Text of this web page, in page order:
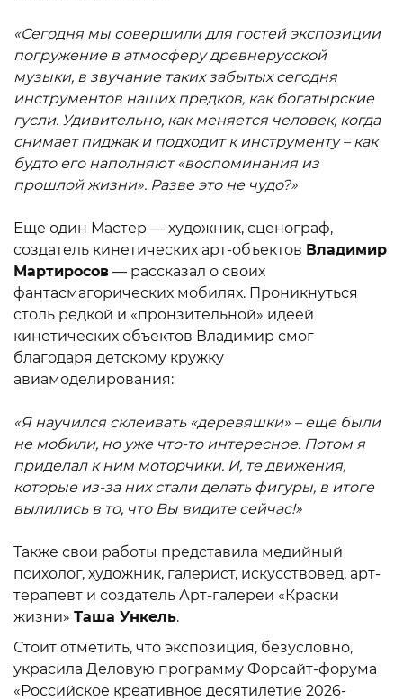
«Сегодня мы совершили для гостей экспозиции
погружение в атмосферу древнерусской
музыки, в звучание таких забытых сегодня
инструментов наших предков, как богатырские
гусли. Удивительно, как меняется человек, когда
снимает пиджак и подходит к инструменту – как
будто его наполняют «воспоминания из
прошлой жизни». Разве это не чудо?»
Еще один Мастер — художник, сценограф,
создатель кинетических арт-объектов Владимир
Мартиросов — рассказал о своих
фантасмагорических мобилях. Проникнуться
столь редкой и «пронзительной» идеей
кинетических объектов Владимир смог
благодаря детскому кружку
авиамоделирования:
«Я научился склеивать «деревяшки» – еще были
не мобили, но уже что-то интересное. Потом я
приделал к ним моторчики. И, те движения,
которые из-за них стали делать фигуры, в итоге
вылились в то, что Вы видите сейчас!»
Также свои работы представила медийный
психолог, художник, галерист, искусствовед, арт-
терапевт и создатель Арт-галереи «Краски
жизни» Таша Ункель.
Стоит отметить, что экспозиция, безусловно,
украсила Деловую программу Форсайт-форума
«Российское креативное десятилетие 2026-